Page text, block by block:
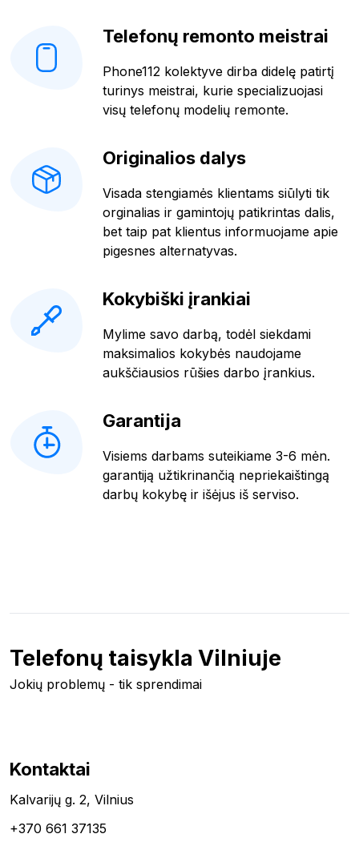
Telefonų remonto meistrai
Phone112 kolektyve dirba didelę patirtį
turinys meistrai, kurie specializuojasi
visų telefonų modelių remonte.
Originalios dalys
Visada stengiamės klientams siūlyti tik
orginalias ir gamintojų patikrintas dalis,
bet taip pat klientus informuojame apie
pigesnes alternatyvas.
Kokybiški įrankiai
Mylime savo darbą, todėl siekdami
maksimalios kokybės naudojame
aukščiausios rūšies darbo įrankius.
Garantija
Visiems darbams suteikiame 3-6 mėn.
garantiją užtikrinančią nepriekaištingą
darbų kokybę ir išėjus iš serviso.
Telefonų taisykla Vilniuje
Jokių problemų - tik sprendimai
Kontaktai
Kalvarijų g. 2, Vilnius
+370 661 37135